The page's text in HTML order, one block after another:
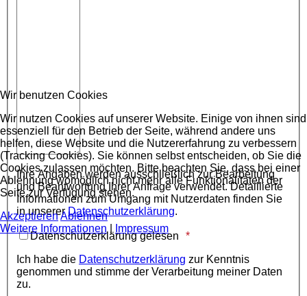
Ihre Angaben werden ausschließlich zur Bearbeitung
und Beantwortung Ihrer Anfrage verwendet. Detaillierte
Informationen zum Umgang mit Nutzerdaten finden Sie
in unserer Datenschutzerklärung.
Datenschutzerklärung gelesen
Ich habe die Datenschutzerklärung zur Kenntnis
genommen und stimme der Verarbeitung meiner Daten
zu.
Wir benutzen Cookies
Wir nutzen Cookies auf unserer Website. Einige von ihnen sind
essenziell für den Betrieb der Seite, während andere uns
helfen, diese Website und die Nutzererfahrung zu verbessern
(Tracking Cookies). Sie können selbst entscheiden, ob Sie die
Cookies zulassen möchten. Bitte beachten Sie, dass bei einer
Ablehnung womöglich nicht mehr alle Funktionalitäten der
Seite zur Verfügung stehen.
AkzeptierenAblehnen
Weitere Informationen
Impressum